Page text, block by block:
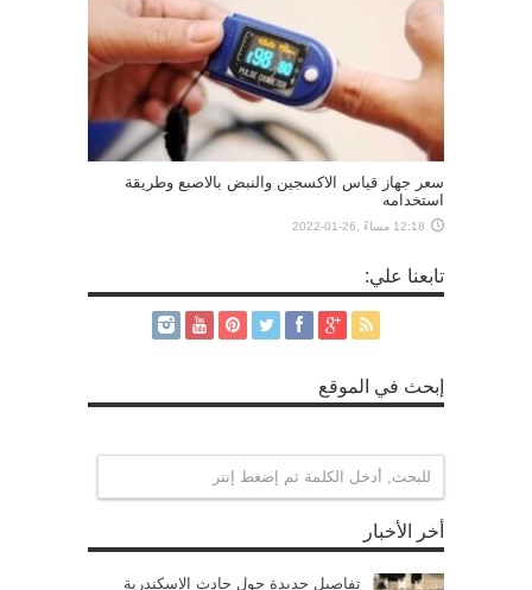
سعر جهاز قياس الاكسجين والنبض بالاصبع وطريقة
استخدامه
12:18 مساءً ,26-01-2022
تابعنا علي:
إبحث في الموقع
أخر الأخبار
تفاصيل جديدة حول حادث الإسكندرية